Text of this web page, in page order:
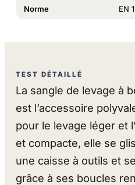
Norme EN
TEST DÉTAILLÉ
La sangle de levage à
est l’accessoire
pour le levage léger et
et compacte, elle se
une caisse à outils et
grâce à ses boucles